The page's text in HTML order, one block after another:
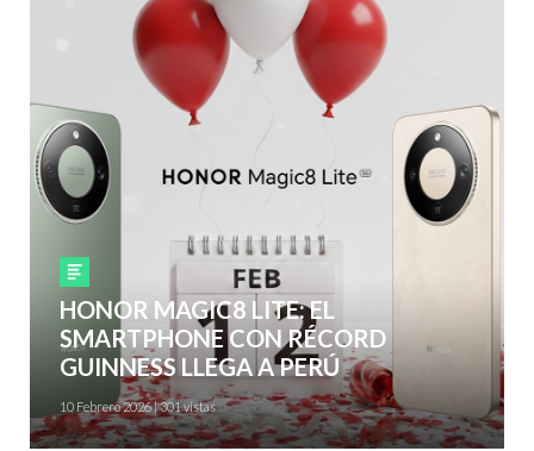
Smartphones
HONOR MAGIC8 LITE: EL
SMARTPHONE CON RÉCORD
GUINNESS LLEGA A PERÚ
10 Febrero 2026 | 301 vistas